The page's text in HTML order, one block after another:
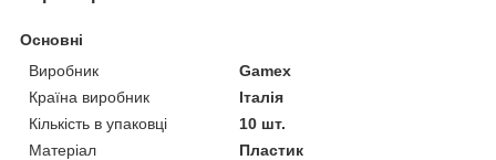
Основні
Виробник
Gamex
Країна виробник
Італія
Кількість в упаковці
10 шт.
Матеріал
Пластик